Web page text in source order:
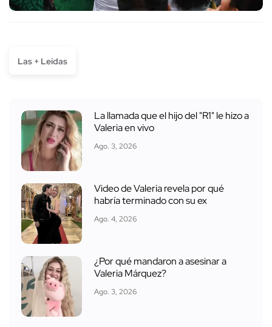
Las + Leídas
La llamada que el hijo del "R1" le hizo a
Valeria en vivo
Ago. 3, 2026
Video de Valeria revela por qué
habría terminado con su ex
Ago. 4, 2026
¿Por qué mandaron a asesinar a
Valeria Márquez?
Ago. 3, 2026